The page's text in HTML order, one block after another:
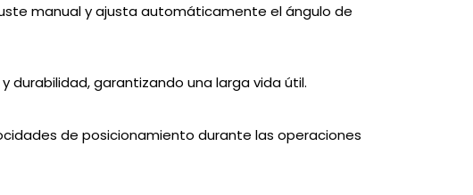
manual y ajusta automáticamente el ángulo de
garantizando una larga vida útil.
de posicionamiento durante las operaciones